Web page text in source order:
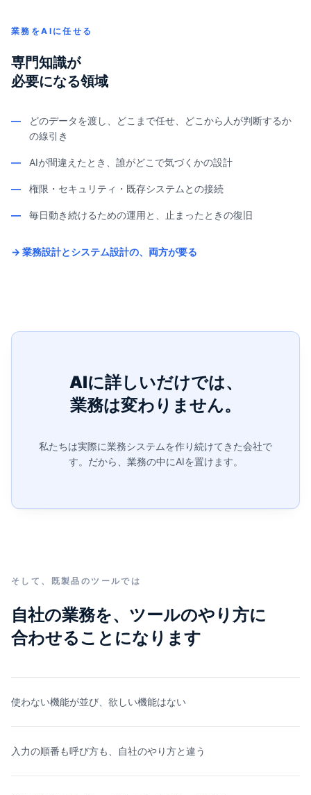
業務をAIに任せる
専門知識が
必要になる領域
—
どのデータを渡し、どこまで任せ、どこから人が判断するか
の線引き
— AIが間違えたとき、誰がどこで気づくかの設計
— 権限・セキュリティ・既存システムとの接続
— 毎日動き続けるための運用と、止まったときの復旧
→ 業務設計とシステム設計の、両方が要る
AIに詳しいだけでは、
業務は変わりません。
私たちは実際に業務システムを作り続けてきた会社で
す。 だから、業務の中にAIを置けます。
そして、既製品のツールでは
自社の業務を、ツールのやり方に
合わせることになります
使わない機能が並び、欲しい機能はない
入力の順番も呼び方も、自社のやり方と違う